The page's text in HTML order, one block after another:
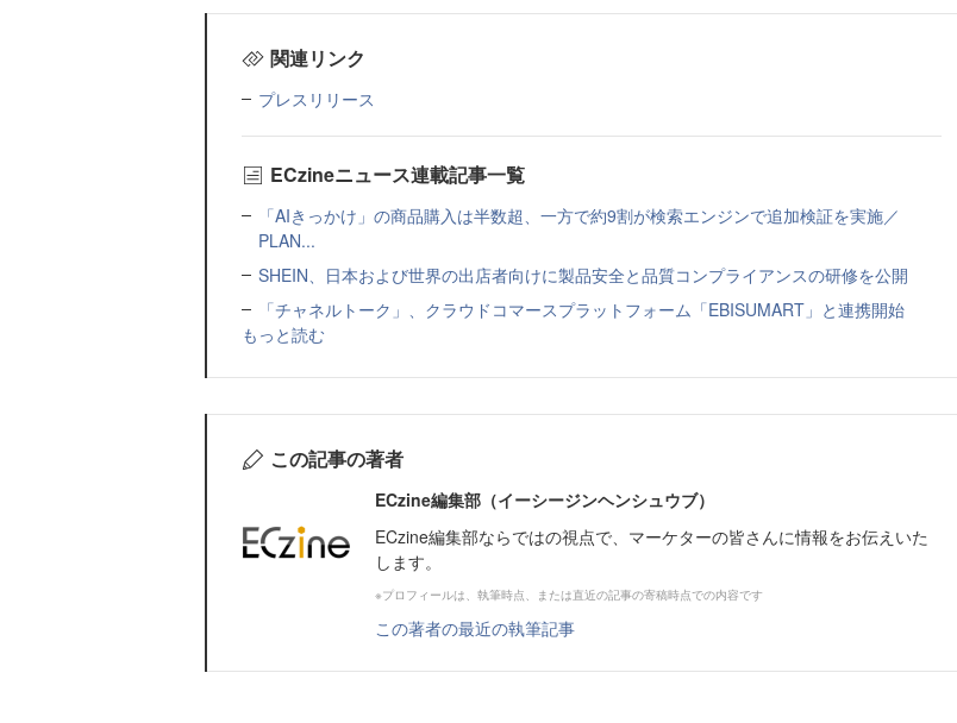
関連リンク
プレスリリース
ECzineニュース連載記事一覧
「AIきっかけ」の商品購入は半数超、一方で約9割が検索エンジンで追加検証を実施／
PLAN...
SHEIN、日本および世界の出店者向けに製品安全と品質コンプライアンスの研修を公開
「チャネルトーク」、クラウドコマースプラットフォーム「EBISUMART」と連携開始
もっと読む
この記事の著者
ECzine編集部（イーシージンヘンシュウブ）
ECzine編集部ならではの視点で、マーケターの皆さんに情報をお伝えいた
します。
※プロフィールは、執筆時点、または直近の記事の寄稿時点での内容です
この著者の最近の執筆記事